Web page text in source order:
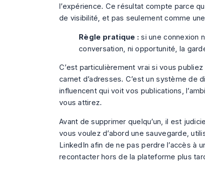
l’expérience. Ce résultat compte parce
de visibilité, et pas seulement comme
Règle pratique : si une connexion
conversation, ni opportunité, la
C’est particulièrement vrai si vous
carnet d’adresses. C’est un système de
influencent qui voit vos publications,
vous attirez.
Avant de supprimer quelqu’un, il est
vous voulez d’abord une sauvegarde,
LinkedIn afin de ne pas perdre l’accès à
recontacter hors de la plateforme plus